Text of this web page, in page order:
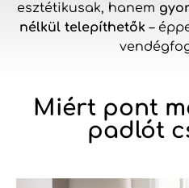
esztétikusak, hanem
nélkül telepíthetők–
Miért pont
padlót